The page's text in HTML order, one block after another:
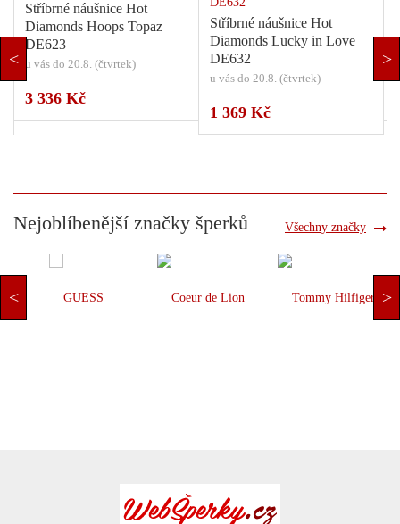
Stříbrné náušnice Hot
Diamonds Hoops Topaz
DE623
u vás do 20.8. (čtvrtek)
3 336 Kč
Stříbrné náušnice Hot
Diamonds Lucky in Love
DE632
u vás do 20.8. (čtvrtek)
1 369 Kč
Všechny značky
Nejoblíbenější značky šperků